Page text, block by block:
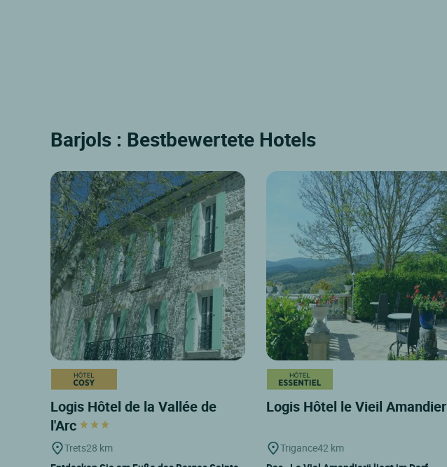
Barjols : Bestbewertete Hotels
Logis Hôtel de la Vallée de
l'Arc
Trets28 km
Logis Hôtel le Vieil Amandier
Trigance42 km